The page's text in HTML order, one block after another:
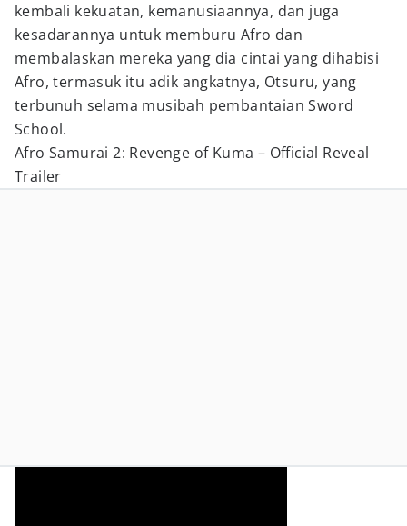
kembali kekuatan, kemanusiaannya, dan juga
kesadarannya untuk memburu Afro dan
membalaskan mereka yang dia cintai yang dihabisi
Afro, termasuk itu adik angkatnya, Otsuru, yang
terbunuh selama musibah pembantaian Sword
School.
Afro Samurai 2: Revenge of Kuma – Official Reveal
Trailer